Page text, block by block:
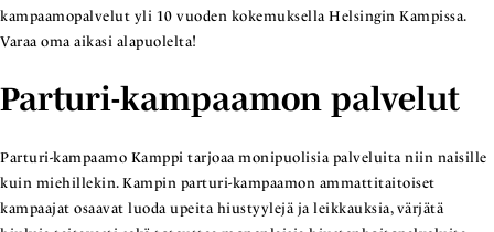
kampaamopalvelut yli 10 vuoden kokemuksella Helsingin Kampissa.
Varaa oma aikasi alapuolelta!
Parturi-kampaamon palvelut
Parturi-kampaamo Kamppi tarjoaa monipuolisia palveluita niin naisille
kuin miehillekin. Kampin parturi-kampaamon ammattitaitoiset
kampaajat osaavat luoda upeita hiustyylejä ja leikkauksia, värjätä